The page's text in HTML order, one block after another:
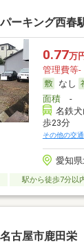
ーキング西春
0.77万
管理費等-
なし
面積-
名鉄
歩23分
その他の交通
愛知
駅から徒歩7分以
古屋市鹿田栄